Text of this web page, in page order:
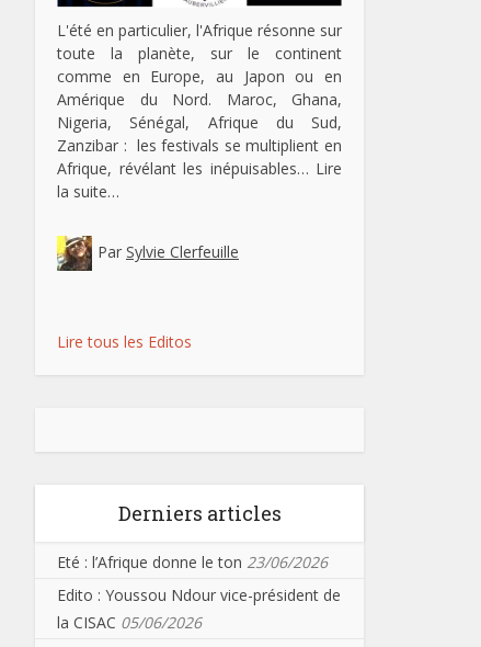
L'été en particulier, l'Afrique résonne sur
toute la planète, sur le continent
comme en Europe, au Japon ou en
Amérique du Nord. Maroc, Ghana,
Nigeria, Sénégal, Afrique du Sud,
Zanzibar : les festivals se multiplient en
Afrique, révélant les inépuisables… Lire
la suite…
Par Sylvie Clerfeuille
Lire tous les Editos
Derniers articles
Eté : l’Afrique donne le ton 23/06/2026
Edito : Youssou Ndour vice-président de
la CISAC 05/06/2026